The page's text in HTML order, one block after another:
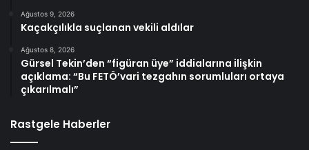
Ağustos 9, 2026
Kaçakçılıkla suçlanan vekili aldılar
Ağustos 8, 2026
Gürsel Tekin’den “figüran üye” iddialarına ilişkin
açıklama: “Bu FETÖ’vari tezgahın sorumluları ortaya
çıkarılmalı”
Rastgele Haberler